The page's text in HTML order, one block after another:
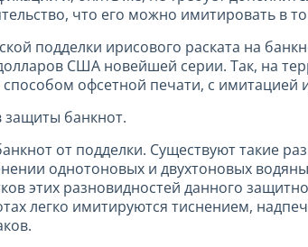
что его можно имитировать в
подделки ирисового раската на
США новейшей серии. Так, на
офсетной печати, с имитацией
защиты банкнот.
от подделки. Существуют такие
однотоновых и двухтоновых
этих разновидностей данного
легко имитируются тиснением,